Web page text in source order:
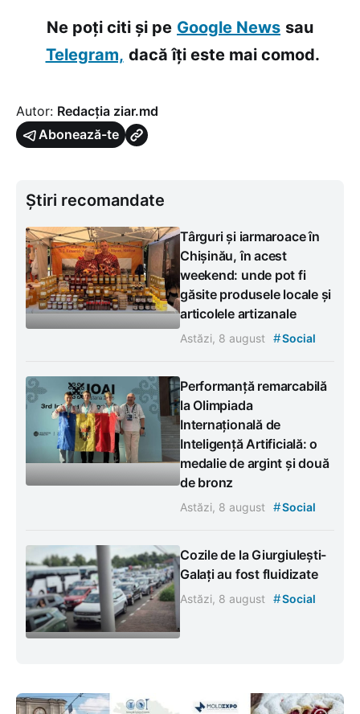
Ne poți citi și pe Google News sau
Telegram, dacă îți este mai comod.
Autor: Redacția ziar.md
Abonează-te
Știri recomandate
Târguri și iarmaroace în
Chișinău, în acest
weekend: unde pot fi
găsite produsele locale și
articolele artizanale
Astăzi, 8 august #Social
Performanță remarcabilă
la Olimpiada
Internațională de
Inteligență Artificială: o
medalie de argint și două
de bronz
Astăzi, 8 august #Social
Cozile de la Giurgiulești-
Galați au fost fluidizate
Astăzi, 8 august #Social